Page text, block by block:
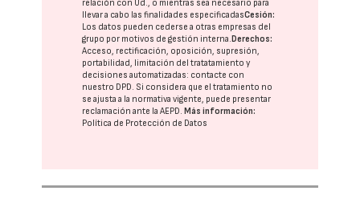
relación con Ud., o mientras sea necesario para
llevar a cabo las finalidades especificadasCesión:
Los datos pueden cederse a otras empresas del
grupo por motivos de gestión interna.Derechos:
Acceso, rectificación, oposición, supresión,
portabilidad, limitación del tratatamiento y
decisiones automatizadas: contacte con
nuestro DPD. Si considera que el tratamiento no
se ajusta a la normativa vigente, puede presentar
reclamación ante laAEPD.Más información:
Política de Protección de Datos